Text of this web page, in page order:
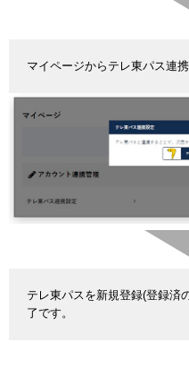
マイページからテレ東パス連
テレ東パスを新規登録(登録済
了です。